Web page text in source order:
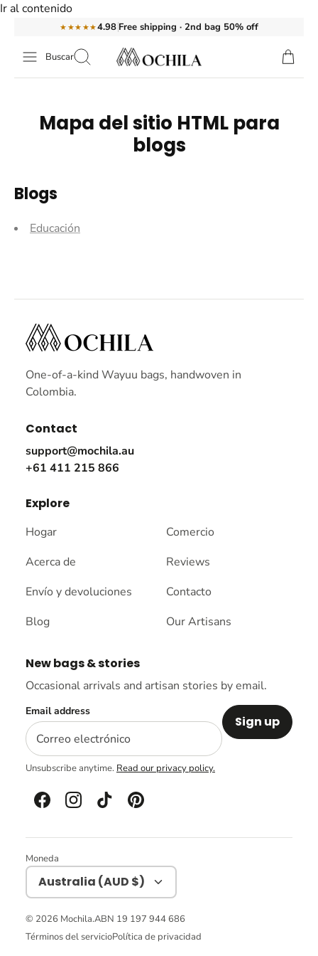
Ir al contenido
★★★★★4.98 Free shipping · 2nd bag 50% off
Buscar
Mapa del sitio HTML para
blogs
Blogs
Educación
One-of-a-kind Wayuu bags, handwoven in
Colombia.
Explore
Hogar
Comercio
Acerca de
Reviews
Envío y devoluciones
Contacto
Blog
Our Artisans
Contact
support@mochila.au
+61 411 215 866
New bags & stories
Occasional arrivals and artisan stories by email.
Email address
Sign up
Unsubscribe anytime. Read our privacy policy.
Moneda
Australia (AUD $)
© 2026 Mochila.ABN 19 197 944 686
Términos del servicioPolítica de privacidad